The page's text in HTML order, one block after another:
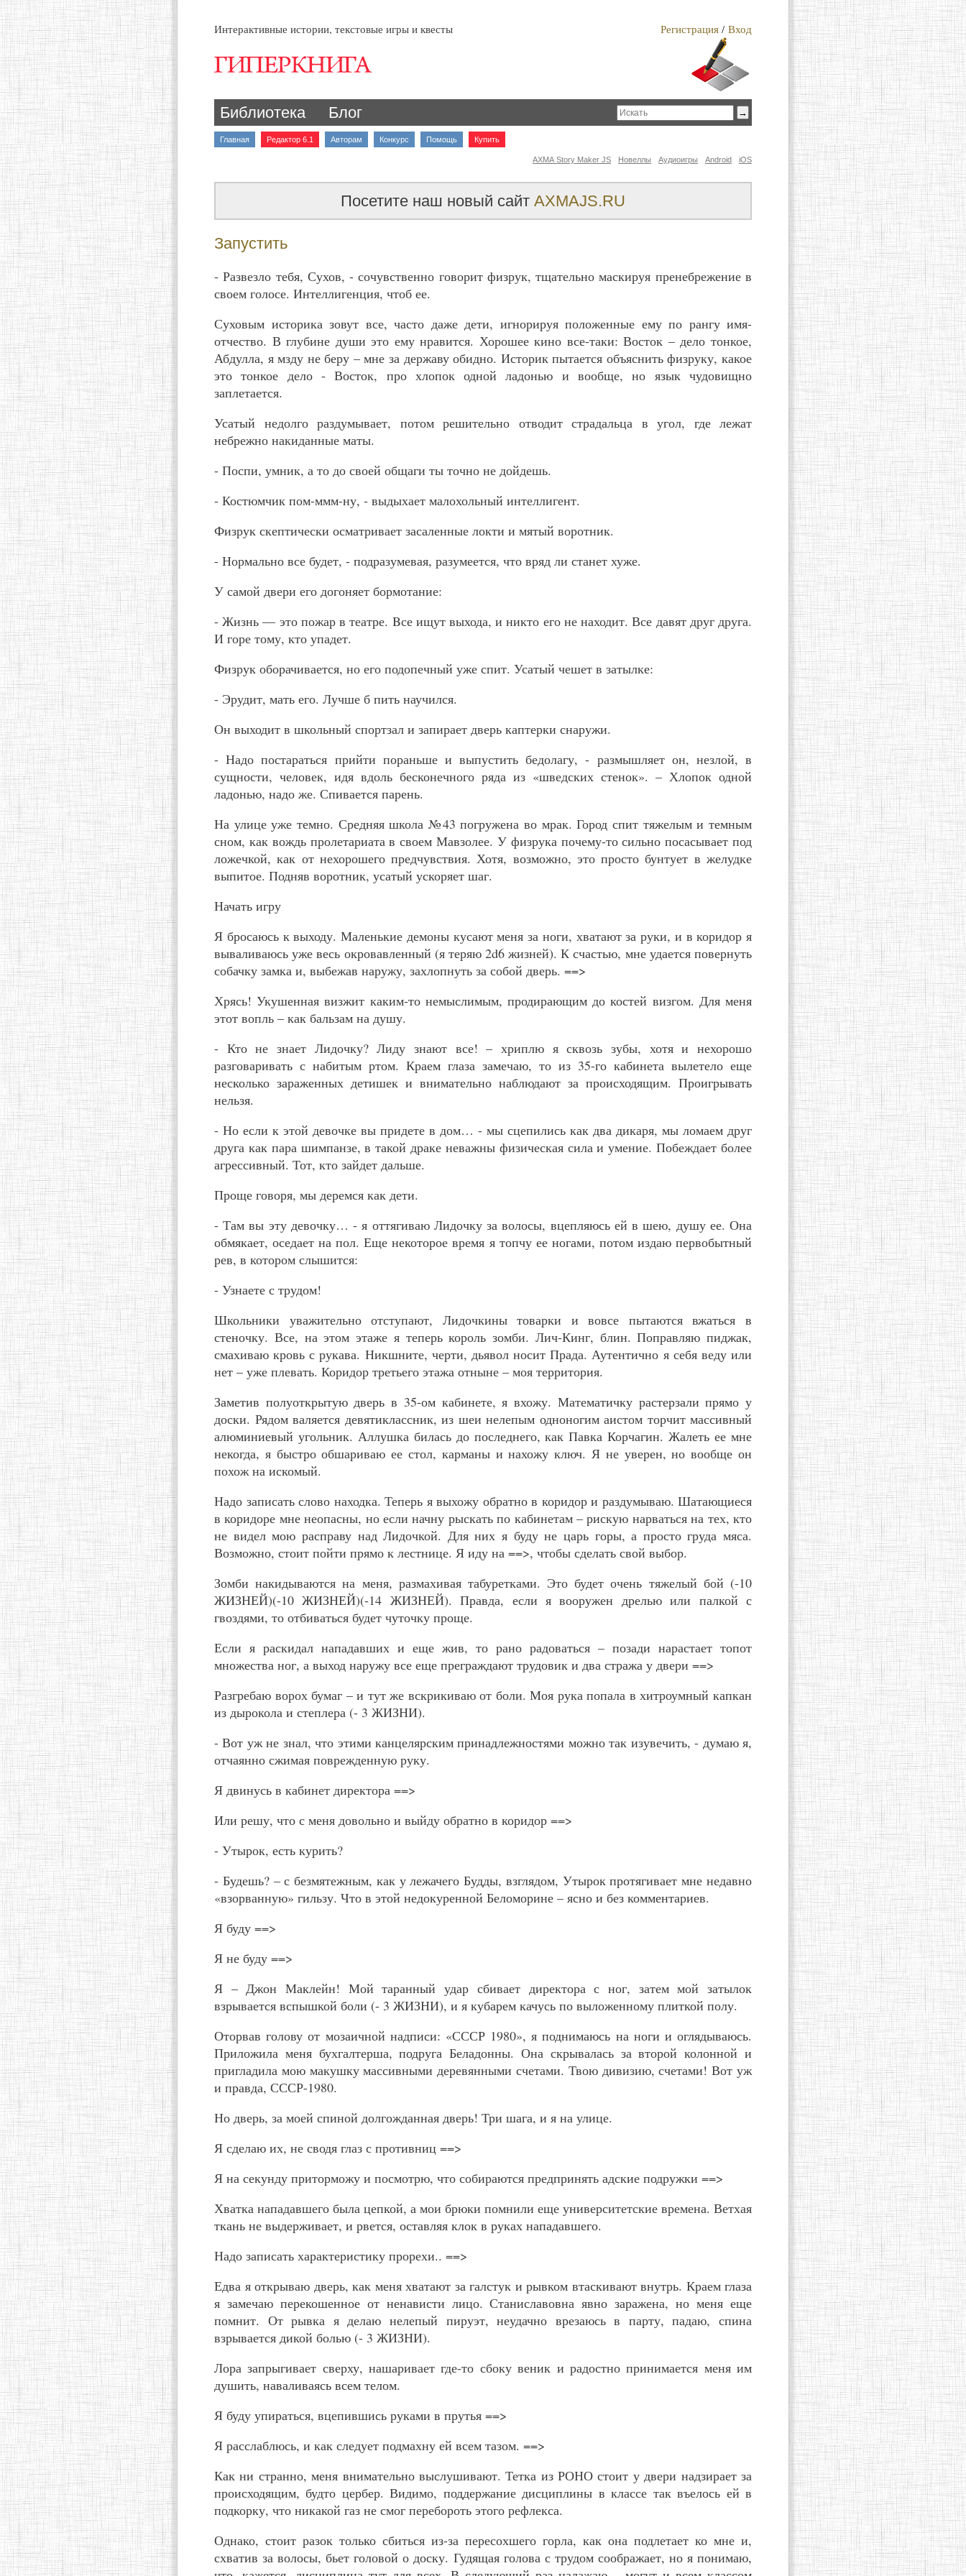
Интерактивные истории, текстовые игры и квесты Регистрация / Вход
Библиотека Блог
Главная Редактор 6.1 Авторам Конкурс Помощь Купить
iOS
Android
Аудиоигры
Новеллы
AXMA Story Maker JS
Посетите наш новый сайт AXMAJS.RU
Запустить
- Развезло тебя, Сухов, - сочувственно говорит физрук, тщательно маскируя пренебрежение в
своем голосе. Интеллигенция, чтоб ее.
Суховым историка зовут все, часто даже дети, игнорируя положенные ему по рангу имя-
отчество. В глубине души это ему нравится. Хорошее кино все-таки: Восток – дело тонкое,
Абдулла, я мзду не беру – мне за державу обидно. Историк пытается объяснить физруку, какое
это тонкое дело - Восток, про хлопок одной ладонью и вообще, но язык чудовищно
заплетается.
Усатый недолго раздумывает, потом решительно отводит страдальца в угол, где лежат
небрежно накиданные маты.
- Поспи, умник, а то до своей общаги ты точно не дойдешь.
- Костюмчик пом-ммм-ну, - выдыхает малохольный интеллигент.
Физрук скептически осматривает засаленные локти и мятый воротник.
- Нормально все будет, - подразумевая, разумеется, что вряд ли станет хуже.
У самой двери его догоняет бормотание:
- Жизнь — это пожар в театре. Bсе ищут выхода, и никто его не находит. Все давят друг друга.
И горе тому, кто упадет.
Физрук оборачивается, но его подопечный уже спит. Усатый чешет в затылке:
- Эрудит, мать его. Лучше б пить научился.
Он выходит в школьный спортзал и запирает дверь каптерки снаружи.
- Надо постараться прийти пораньше и выпустить бедолагу, - размышляет он, незлой, в
сущности, человек, идя вдоль бесконечного ряда из «шведских стенок». – Хлопок одной
ладонью, надо же. Спивается парень.
На улице уже темно. Средняя школа №43 погружена во мрак. Город спит тяжелым и темным
сном, как вождь пролетариата в своем Мавзолее. У физрука почему-то сильно посасывает под
ложечкой, как от нехорошего предчувствия. Хотя, возможно, это просто бунтует в желудке
выпитое. Подняв воротник, усатый ускоряет шаг.
Начать игру
Я бросаюсь к выходу. Маленькие демоны кусают меня за ноги, хватают за руки, и в коридор я
вываливаюсь уже весь окровавленный (я теряю 2d6 жизней). К счастью, мне удается повернуть
собачку замка и, выбежав наружу, захлопнуть за собой дверь. ==>
Хрясь! Укушенная визжит каким-то немыслимым, продирающим до костей визгом. Для меня
этот вопль – как бальзам на душу.
- Кто не знает Лидочку? Лиду знают все! – хриплю я сквозь зубы, хотя и нехорошо
разговаривать с набитым ртом. Краем глаза замечаю, то из 35-го кабинета вылетело еще
несколько зараженных детишек и внимательно наблюдают за происходящим. Проигрывать
нельзя.
- Но если к этой девочке вы придете в дом… - мы сцепились как два дикаря, мы ломаем друг
друга как пара шимпанзе, в такой драке неважны физическая сила и умение. Побеждает более
агрессивный. Тот, кто зайдет дальше.
Проще говоря, мы деремся как дети.
- Там вы эту девочку… - я оттягиваю Лидочку за волосы, вцепляюсь ей в шею, душу ее. Она
обмякает, оседает на пол. Еще некоторое время я топчу ее ногами, потом издаю первобытный
рев, в котором слышится:
- Узнаете с трудом!
Школьники уважительно отступают, Лидочкины товарки и вовсе пытаются вжаться в
стеночку. Все, на этом этаже я теперь король зомби. Лич-Кинг, блин. Поправляю пиджак,
смахиваю кровь с рукава. Никшните, черти, дьявол носит Прада. Аутентично я себя веду или
нет – уже плевать. Коридор третьего этажа отныне – моя территория.
Заметив полуоткрытую дверь в 35-ом кабинете, я вхожу. Математичку растерзали прямо у
доски. Рядом валяется девятиклассник, из шеи нелепым одноногим аистом торчит массивный
алюминиевый угольник. Аллушка билась до последнего, как Павка Корчагин. Жалеть ее мне
некогда, я быстро обшариваю ее стол, карманы и нахожу ключ. Я не уверен, но вообще он
похож на искомый.
Надо записать слово находка. Теперь я выхожу обратно в коридор и раздумываю. Шатающиеся
в коридоре мне неопасны, но если начну рыскать по кабинетам – рискую нарваться на тех, кто
не видел мою расправу над Лидочкой. Для них я буду не царь горы, а просто груда мяса.
Возможно, стоит пойти прямо к лестнице. Я иду на ==>, чтобы сделать свой выбор.
Зомби накидываются на меня, размахивая табуретками. Это будет очень тяжелый бой (-10
ЖИЗНЕЙ)(-10 ЖИЗНЕЙ)(-14 ЖИЗНЕЙ). Правда, если я вооружен дрелью или палкой с
гвоздями, то отбиваться будет чуточку проще.
Если я раскидал нападавших и еще жив, то рано радоваться – позади нарастает топот
множества ног, а выход наружу все еще преграждают трудовик и два стража у двери ==>
Разгребаю ворох бумаг – и тут же вскрикиваю от боли. Моя рука попала в хитроумный капкан
из дырокола и степлера (- 3 ЖИЗНИ).
- Вот уж не знал, что этими канцелярским принадлежностями можно так изувечить, - думаю я,
отчаянно сжимая поврежденную руку.
Я двинусь в кабинет директора ==>
Или решу, что с меня довольно и выйду обратно в коридор ==>
- Утырок, есть курить?
- Будешь? – с безмятежным, как у лежачего Будды, взглядом, Утырок протягивает мне недавно
«взорванную» гильзу. Что в этой недокуренной Беломорине – ясно и без комментариев.
Я буду ==>
Я не буду ==>
Я – Джон Маклейн! Мой таранный удар сбивает директора с ног, затем мой затылок
взрывается вспышкой боли (- 3 ЖИЗНИ), и я кубарем качусь по выложенному плиткой полу.
Оторвав голову от мозаичной надписи: «СССР 1980», я поднимаюсь на ноги и оглядываюсь.
Приложила меня бухгалтерша, подруга Беладонны. Она скрывалась за второй колонной и
пригладила мою макушку массивными деревянными счетами. Твою дивизию, счетами! Вот уж
и правда, СССР-1980.
Но дверь, за моей спиной долгожданная дверь! Три шага, и я на улице.
Я сделаю их, не сводя глаз с противниц ==>
Я на секунду приторможу и посмотрю, что собираются предпринять адские подружки ==>
Хватка нападавшего была цепкой, а мои брюки помнили еще университетские времена. Ветхая
ткань не выдерживает, и рвется, оставляя клок в руках нападавшего.
Надо записать характеристику прорехи.. ==>
Едва я открываю дверь, как меня хватают за галстук и рывком втаскивают внутрь. Краем глаза
я замечаю перекошенное от ненависти лицо. Станиславовна явно заражена, но меня еще
помнит. От рывка я делаю нелепый пируэт, неудачно врезаюсь в парту, падаю, спина
взрывается дикой болью (- 3 ЖИЗНИ).
Лора запрыгивает сверху, нашаривает где-то сбоку веник и радостно принимается меня им
душить, наваливаясь всем телом.
Я буду упираться, вцепившись руками в прутья ==>
Я расслаблюсь, и как следует подмахну ей всем тазом. ==>
Как ни странно, меня внимательно выслушивают. Тетка из РОНО стоит у двери надзирает за
происходящим, будто цербер. Видимо, поддержание дисциплины в классе так въелось ей в
подкорку, что никакой газ не смог перебороть этого рефлекса.
Однако, стоит разок только сбиться из-за пересохшего горла, как она подлетает ко мне и,
схватив за волосы, бьет головой о доску. Гудящая голова с трудом соображает, но я понимаю,